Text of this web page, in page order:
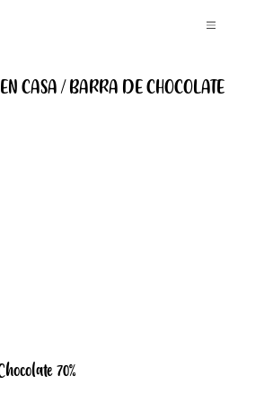
70%
CASA / BARRA DE CHOCOLATE